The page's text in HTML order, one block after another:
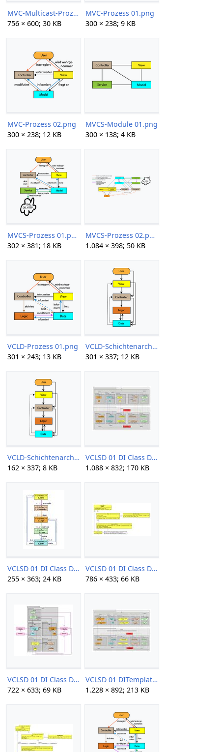
MVC-Multicast-Prozess 02.png
756 × 600; 30 KB
MVC-Prozess 01.png
300 × 238; 9 KB
MVC-Prozess 02.png
300 × 238; 12 KB
MVCS-Module 01.png
300 × 138; 4 KB
MVCS-Prozess 01.png
302 × 381; 18 KB
MVCS-Prozess 02.png
1.084 × 398; 50 KB
VCLD-Prozess 01.png
301 × 243; 13 KB
VCLD-Schichtenarchitektur 01 301px.png
301 × 337; 12 KB
VCLD-Schichtenarchitektur 01.png
162 × 337; 8 KB
VCLSD 01 DI Class Diagram Component.jpg
1.088 × 832; 170 KB
VCLSD 01 DI Class Diagram Layers.jpg
255 × 363; 24 KB
VCLSD 01 DI Class Diagram View.jpg
786 × 433; 66 KB
VCLSD 01 DI Class Diagram.jpg
722 × 633; 69 KB
VCLSD 01 DITemplates Class Diagram Component.jpg
1.228 × 892; 213 KB